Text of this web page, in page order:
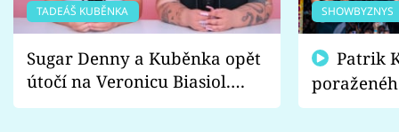
TADEÁŠ KUBĚNKA
Sugar Denny a Kuběnka opět
útočí na Veronicu Biasiol.
Proč je podle nich falešná a
SHOWBYZNYS
fanoušci